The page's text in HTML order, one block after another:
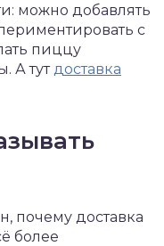
можно добавлять
с
пиццу
А тутдоставка
почему доставка
более